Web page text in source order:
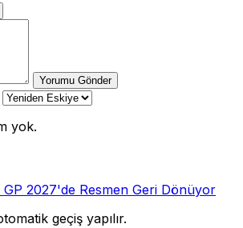
Yorumu Gönder
yok.
2027'de Resmen Geri Dönüyor
geçiş yapılır.